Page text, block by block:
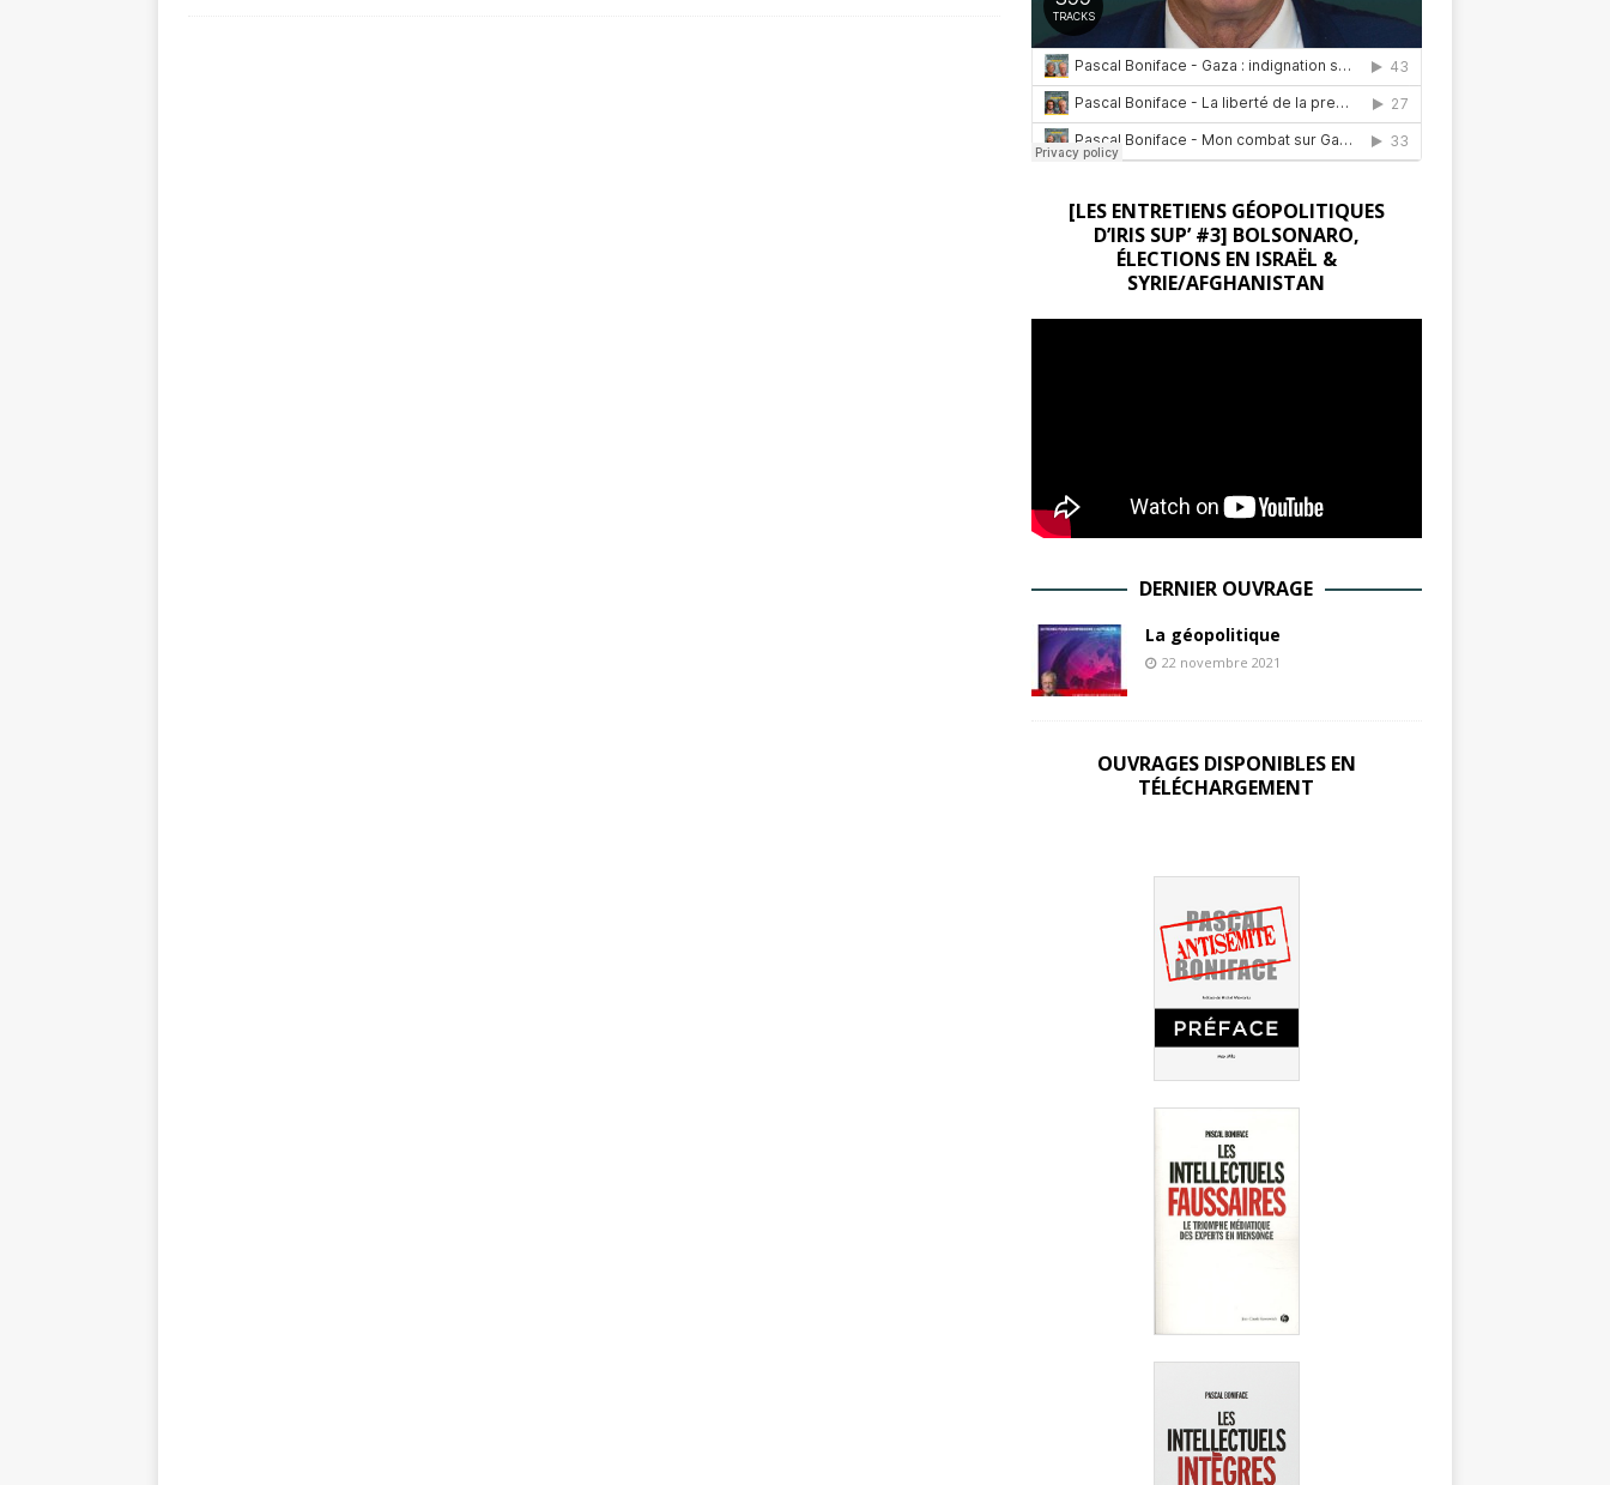
[LES ENTRETIENS GÉOPOLITIQUES
D’IRIS SUP’ #3] BOLSONARO,
ÉLECTIONS EN ISRAËL &
SYRIE/AFGHANISTAN
DERNIER OUVRAGE
La géopolitique
22 novembre 2021
OUVRAGES DISPONIBLES EN
TÉLÉCHARGEMENT